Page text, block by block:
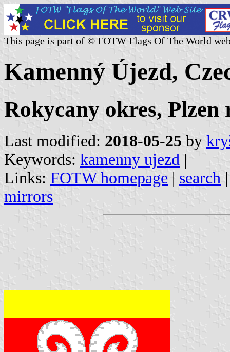
This page is part of © FOTW Flags Of The World
Kamenný Újezd,
Rokycany okres, Plzen
Last modified: 2018-05-25 by
Keywords: kamenny ujezd |
Links: FOTW homepage | search
mirrors